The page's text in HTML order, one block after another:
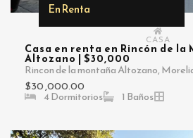
En Renta
CASA
Casa en renta en Rincón de la
Altozano | $30,000
Rincon de la montaña Altozano,
$30 ,000.00
4 Dormitorios 1 Baños